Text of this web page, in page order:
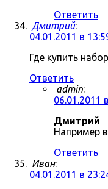
Ответить
Дмитрий:
04.01.2011 в
Где купить
Ответить
admin:
06.01.2011
Дмитрий
Например
Ответить
Иван:
04.01.2011 в